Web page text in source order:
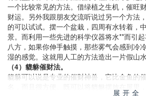
一个比较常见的方法。借绿植之生机，催旺
财运。另外我跟朋友交流听说过另一个方法
的可以试试。摆一个盆栽，四周有水转着，
景。而利用一些先进的科学仪器将水**而引
八方，如果你伸手触摸，那些雾气会感到冷
湿的感觉。这就用人工的方法造出一片假山
（4）貔貅催财法。
貔貅可以说是专业的催财神兽，它比金鱼的
展开全